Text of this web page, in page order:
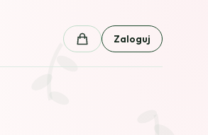
Koszyk Zaloguj